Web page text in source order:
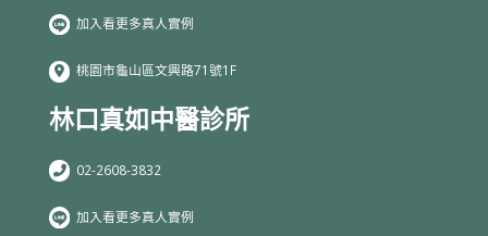
加入看更多真人實例
桃園市龜山區文興路71號1F
林口真如中醫診所
02-2608-3832
加入看更多真人實例